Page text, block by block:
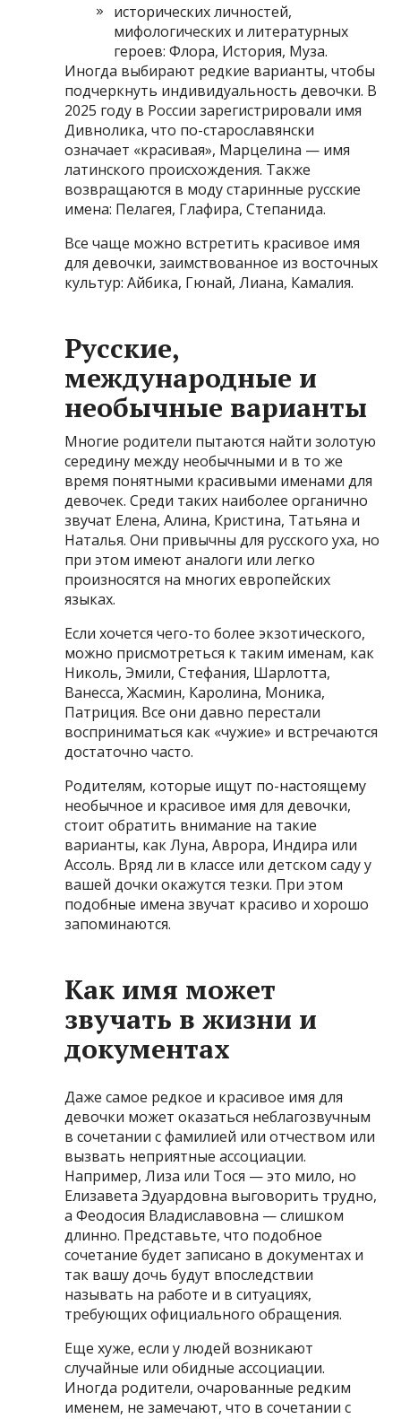
исторических личностей,
мифологических и литературных
героев: Флора, История, Муза.
Иногда выбирают редкие варианты, чтобы
подчеркнуть индивидуальность девочки. В
2025 году в России зарегистрировали имя
Дивнолика, что по-старославянски
означает «красивая», Марцелина — имя
латинского происхождения. Также
возвращаются в моду старинные русские
имена: Пелагея, Глафира, Степанида.
Все чаще можно встретить красивое имя
для девочки, заимствованное из восточных
культур: Айбика, Гюнай, Лиана, Камалия.
Русские,
международные и
необычные варианты
Многие родители пытаются найти золотую
середину между необычными и в то же
время понятными красивыми именами для
девочек. Среди таких наиболее органично
звучат Елена, Алина, Кристина, Татьяна и
Наталья. Они привычны для русского уха, но
при этом имеют аналоги или легко
произносятся на многих европейских
языках.
Если хочется чего-то более экзотического,
можно присмотреться к таким именам, как
Николь, Эмили, Стефания, Шарлотта,
Ванесса, Жасмин, Каролина, Моника,
Патриция. Все они давно перестали
восприниматься как «чужие» и встречаются
достаточно часто.
Родителям, которые ищут по-настоящему
необычное и красивое имя для девочки,
стоит обратить внимание на такие
варианты, как Луна, Аврора, Индира или
Ассоль. Вряд ли в классе или детском саду у
вашей дочки окажутся тезки. При этом
подобные имена звучат красиво и хорошо
запоминаются.
Как имя может
звучать в жизни и
документах
Даже самое редкое и красивое имя для
девочки может оказаться неблагозвучным
в сочетании с фамилией или отчеством или
вызвать неприятные ассоциации.
Например, Лиза или Тося — это мило, но
Елизавета Эдуардовна выговорить трудно,
а Феодосия Владиславовна — слишком
длинно. Представьте, что подобное
сочетание будет записано в документах и
так вашу дочь будут впоследствии
называть на работе и в ситуациях,
требующих официального обращения.
Еще хуже, если у людей возникают
случайные или обидные ассоциации.
Иногда родители, очарованные редким
именем, не замечают, что в сочетании с